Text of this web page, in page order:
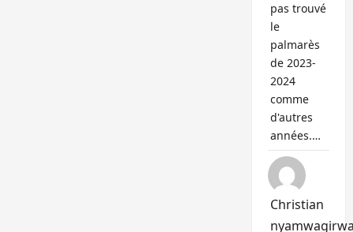
pas trouvé
le
palmarès
de 2023-
2024
comme
d'autres
années.…
Christian